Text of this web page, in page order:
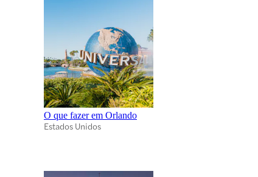
O que fazer em Orlando
Estados Unidos